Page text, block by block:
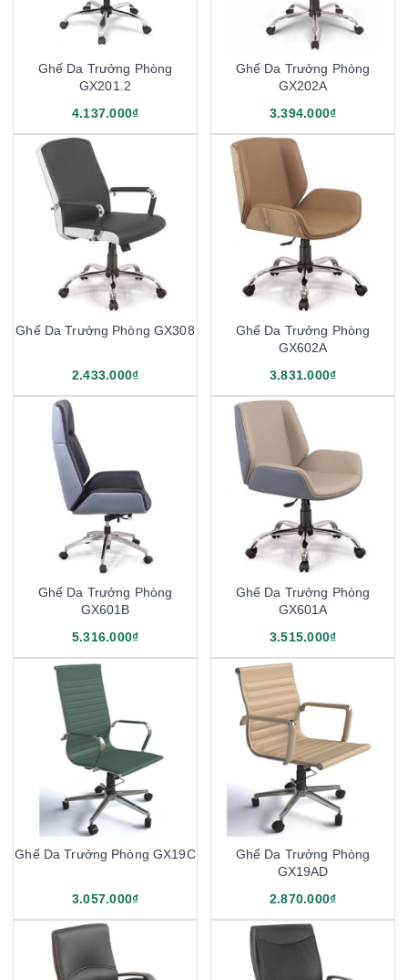
Ghế Da Trưởng Phòng
GX201.2
4.137.000₫
Ghế Da Trưởng Phòng
GX202A
3.394.000₫
Ghế Da Trưởng Phòng GX308
2.433.000₫
Ghế Da Trưởng Phòng
GX602A
3.831.000₫
Ghế Da Trưởng Phòng
GX601B
5.316.000₫
Ghế Da Trưởng Phòng
GX601A
3.515.000₫
Ghế Da Trưởng Phòng GX19C
3.057.000₫
Ghế Da Trưởng Phòng
GX19AD
2.870.000₫